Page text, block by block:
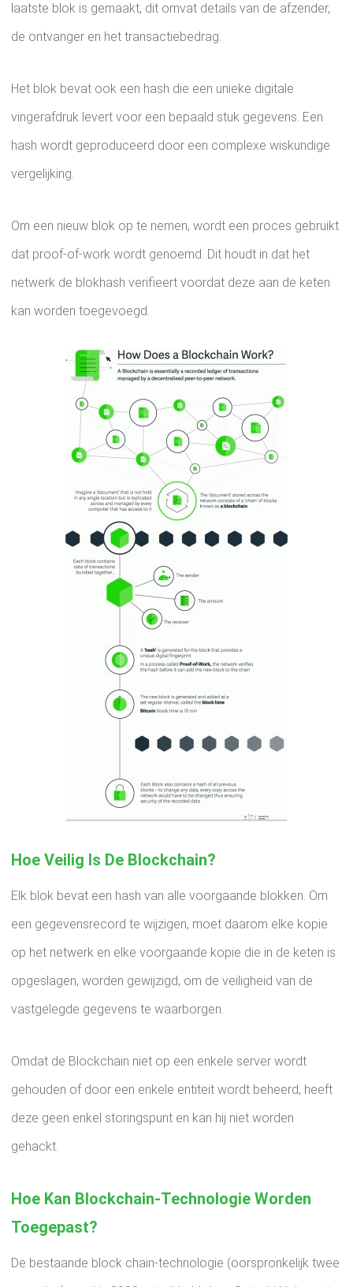
laatste blok is gemaakt, dit omvat details van de afzender,
de ontvanger en het transactiebedrag.
Het blok bevat ook een hash die een unieke digitale
vingerafdruk levert voor een bepaald stuk gegevens. Een
hash wordt geproduceerd door een complexe wiskundige
vergelijking.
Om een ​​nieuw blok op te nemen, wordt een proces gebruikt
dat proof-of-work wordt genoemd. Dit houdt in dat het
netwerk de blokhash verifieert voordat deze aan de keten
kan worden toegevoegd.
Hoe Veilig Is De Blockchain?
Elk blok bevat een hash van alle voorgaande blokken. Om
een ​​gegevensrecord te wijzigen, moet daarom elke kopie
op het netwerk en elke voorgaande kopie die in de keten is
opgeslagen, worden gewijzigd, om de veiligheid van de
vastgelegde gegevens te waarborgen.
Omdat de Blockchain niet op een enkele server wordt
gehouden of door een enkele entiteit wordt beheerd, heeft
deze geen enkel storingspunt en kan hij niet worden
gehackt.
Hoe Kan Blockchain-Technologie Worden
Toegepast?
De bestaande block chain-technologie (oorspronkelijk twee